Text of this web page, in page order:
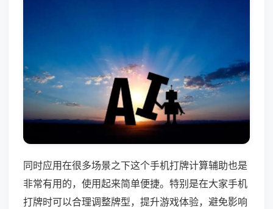
同时应用在很多场景之下这个手机打牌计算辅助也是
非常有用的，使用起来简单便捷。特别是在大家手机
打牌时可以合理调整牌型，提升游戏体验，避免影响